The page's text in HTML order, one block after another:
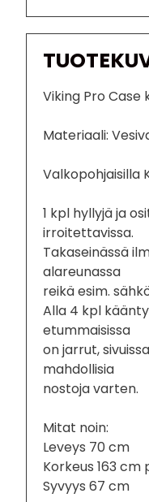
Viking Pro
Materiaali:
Valkopohjaisilla
1 kpl hyllyjä ja
irroitettavissa.
Takaseinässä
alareunassa
reikä esim.
Alla 4 kpl
etummaisissa
on jarrut,
mahdollisia
nostoja varten.
Mitat noin:
Leveys 70 cm
Korkeus 163 cm
Syvyys 67 cm